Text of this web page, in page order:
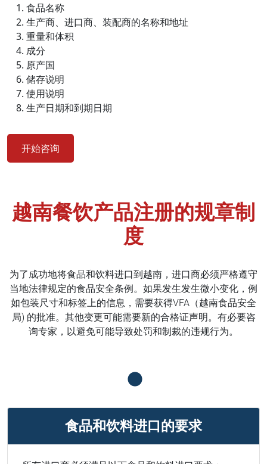
食品名称
生产商、进口商、装配商的名称和地址
重量和体积
成分
原产国
储存说明
使用说明
生产日期和到期日期
开始咨询
越南餐饮产品注册的规章制
度
为了成功地将食品和饮料进口到越南，进口商必须严格遵守
当地法律规定的食品安全条例。如果发生发生微小变化，例
如包装尺寸和标签上的信息，需要获得VFA（越南食品安全
局) 的批准。其他变更可能需要新的合格证声明。有必要咨
询专家，以避免可能导致处罚和制裁的违规行为。
食品和饮料进口的要求